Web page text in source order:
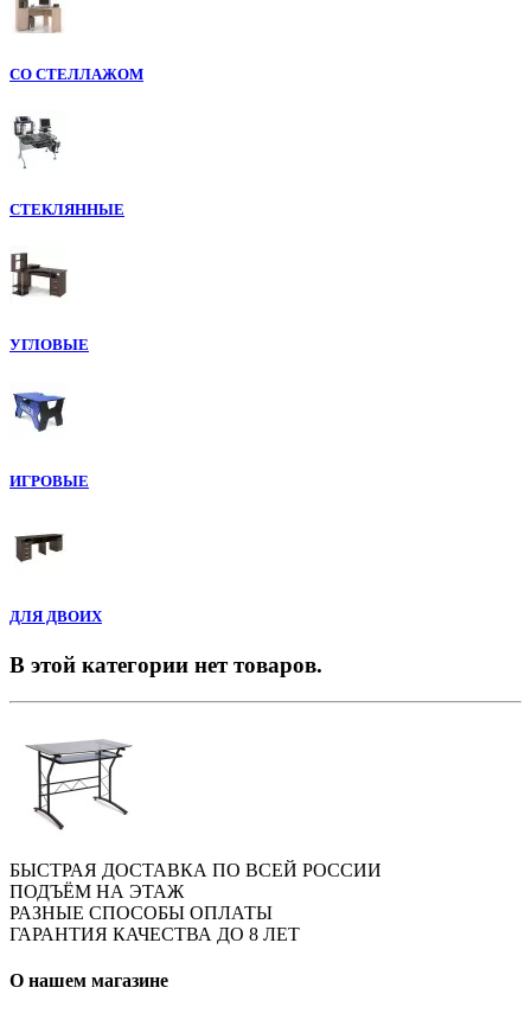
СО СТЕЛЛАЖОМ
СТЕКЛЯННЫЕ
УГЛОВЫЕ
ИГРОВЫЕ
ДЛЯ ДВОИХ
В этой категории нет товаров.
БЫСТРАЯ ДОСТАВКА ПО ВСЕЙ РОССИИ
ПОДЪЁМ НА ЭТАЖ
РАЗНЫЕ СПОСОБЫ ОПЛАТЫ
ГАРАНТИЯ КАЧЕСТВА ДО 8 ЛЕТ
О нашем магазине